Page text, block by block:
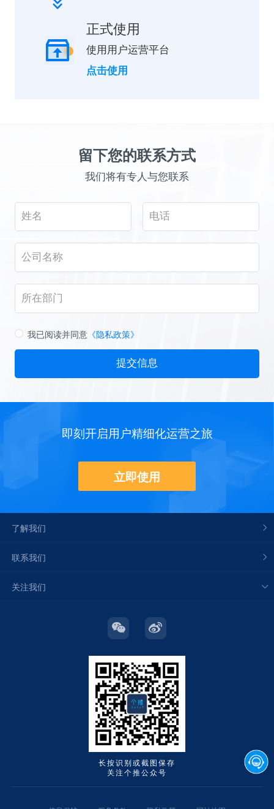
正式使用
使用用户运营平台
点击使用
留下您的联系方式
我们将有专人与您联系
我已阅读并同意 《隐私政策》
提交信息
即刻开启用户精细化运营之旅
立即使用
了解我们
联系我们
关注我们
长按识别或截图保存
关注个推公众号